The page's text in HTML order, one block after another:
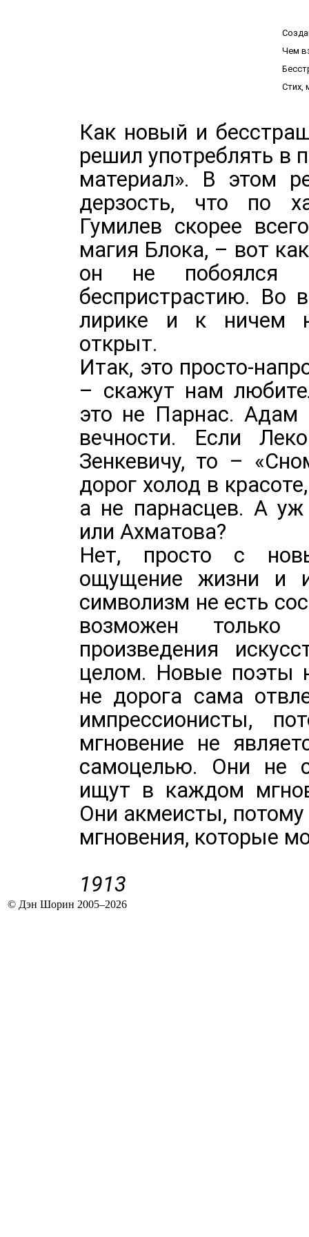
Чем
Стих,
Как новый и
решил употреблять в
материал». В этом
дерзость, что по
Гумилев скорее
магия Блока, – вот
он не побоялся
беспристрастию. Во
лирике и к ничем
открыт.
Итак, это просто-
– скажут нам
это не Парнас.
вечности. Если
Зенкевичу, то –
дорог холод в
а не парнасцев. А
или Ахматова?
Нет, просто с
ощущение жизни и
символизм не есть
возможен
произведения
целом. Новые поэты
не дорога сама
импрессионисты,
мгновение не
самоцелью. Они не
ищут в каждом
Они акмеисты, потому
мгновения, которые
1913
© Дэн Шорин 2005–2026